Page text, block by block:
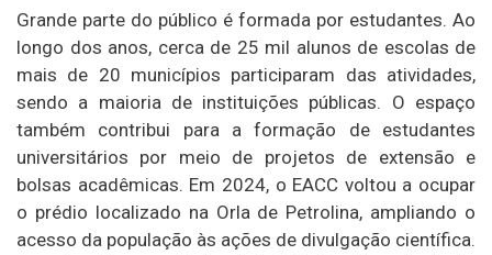
Grande parte do público é formada por estudantes. Ao
longo dos anos, cerca de 25 mil alunos de escolas de
mais de 20 municípios participaram das atividades,
sendo a maioria de instituições públicas. O espaço
também contribui para a formação de estudantes
universitários por meio de projetos de extensão e
bolsas acadêmicas. Em 2024, o EACC voltou a ocupar
o prédio localizado na Orla de Petrolina, ampliando o
acesso da população às ações de divulgação científica.